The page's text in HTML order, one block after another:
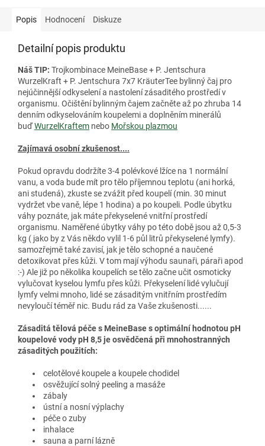
Popis Hodnocení Diskuze
Detailní popis produktu
Náš TIP: Trojkombinace MeineBase + P. Jentschura
WurzelKraft + P. Jentschura 7x7 KräuterTee bylinný čaj pro
nejúčinnější odkyselení a nastolení zásaditého prostředí v
organismu. Očištění bylinným čajem začněte až po zhruba 14
denním odkyselováním koupelemi a doplněním minerálů
buďWurzelKraftem nebo Mořskou plazmou
Zajímavá osobní zkušenost....
Pokud opravdu dodržíte 3-4 polévkové lžíce na 1 normální
vanu, a voda bude mít pro tělo příjemnou teplotu (ani horká,
ani studená), zkuste se zvážit před koupelí (min. 30 minut
vydržet vbe vaně, lépe 1 hodina) a po koupeli. Podle úbytku
váhy poznáte, jak máte překyselené vnitřní prostředí
organismu. Naměřené úbytky váhy po této době jsou až 0,5-3
kg ( jako by z Vás někdo vylil 1-6 půl litrů překyselené lymfy).
samozřejmě také zavisí, jak je tělo schopné a naučené
detoxikovat přes kůži. V tom mají výhodu saunaři, páraři apod
:-) Ale již po několika koupelích se tělo začne učit osmoticky
vylučovat kyselou lymfu přes kůži. Překyselení lidé vylučují
lymfy velmi mnoho, lidé se zásaditým vnitřním prostředím
nevyloučí téměř nic. Budu rád za Vaše zkušenosti......
Zásaditá tělová péče s MeineBase s optimální hodnotou pH
koupelové vody pH 8,5 je osvědčená při mnohostranných
zásaditých použitích:
celotělové koupele a koupele chodidel
osvěžující solný peeling a masáže
zábaly
ústní a nosní výplachy
péče o zuby
inhalace
sauna a parní lázně